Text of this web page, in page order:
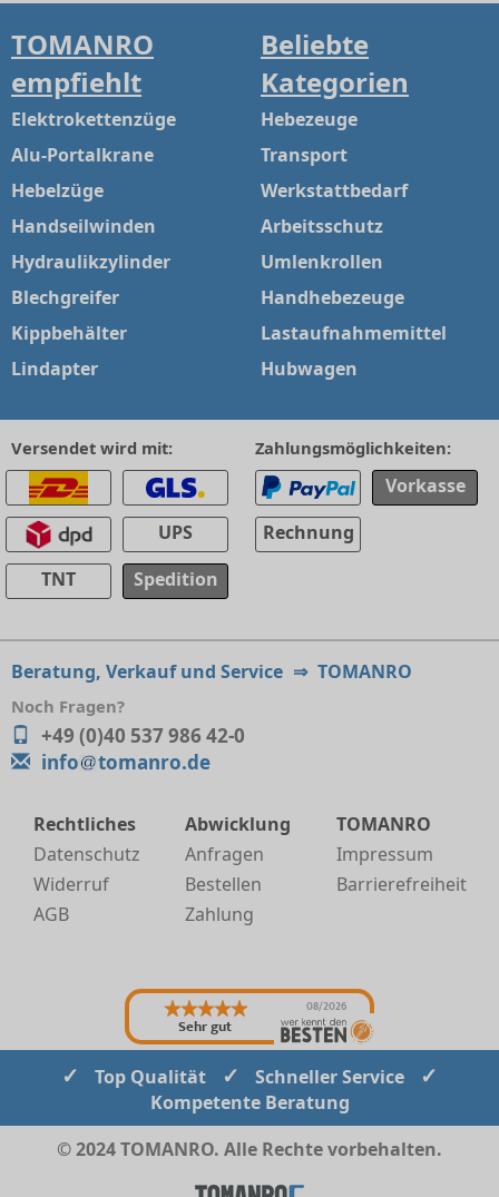
TOMANRO
empfiehlt
Elektrokettenzüge
Alu-Portalkrane
Hebelzüge
Handseilwinden
Hydraulikzylinder
Blechgreifer
Kippbehälter
Lindapter
Beliebte
Kategorien
Hebezeuge
Transport
Werkstattbedarf
Arbeitsschutz
Umlenkrollen
Handhebezeuge
Lastaufnahmemittel
Hubwagen
Versendet wird mit:
UPS
TNT
Spedition
Zahlungsmöglichkeiten:
Vorkasse
Rechnung
Beratung, Verkauf und Service ⇒ TOMANRO
Noch Fragen?
+49 (0)40 537 986 42-0
info
tomanro.de
Rechtliches
Datenschutz
Widerruf
AGB
Abwicklung
Anfragen
Bestellen
Zahlung
TOMANRO
Impressum
Barrierefreiheit
Sehr gut
08/2026
✓ Top Qualität ✓ Schneller Service ✓
Kompetente Beratung
© 2024 TOMANRO. Alle Rechte vorbehalten.